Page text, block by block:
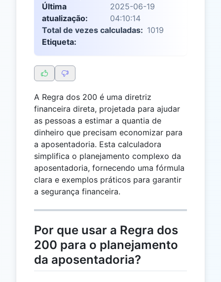
Última
atualização:
2025-06-19
04:10:14
Total de vezes calculadas: 1019
Etiqueta:
A Regra dos 200 é uma diretriz
financeira direta, projetada para ajudar
as pessoas a estimar a quantia de
dinheiro que precisam economizar para
a aposentadoria. Esta calculadora
simplifica o planejamento complexo da
aposentadoria, fornecendo uma fórmula
clara e exemplos práticos para garantir
a segurança financeira.
Por que usar a Regra dos
200 para o planejamento
da aposentadoria?